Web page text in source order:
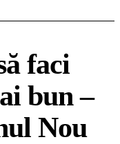
faci
bun –
Nou